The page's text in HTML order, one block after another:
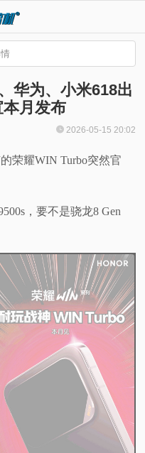
华为、小米618出
月发布
2026-05-15 20:02
荣耀WIN Turbo突然官
，要不是骁龙8 Gen